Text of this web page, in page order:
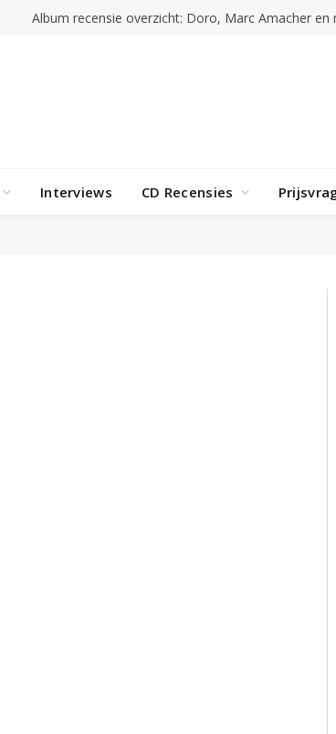
Album recensie overzicht: Doro, Marc Amacher en
Interviews CD Recensies